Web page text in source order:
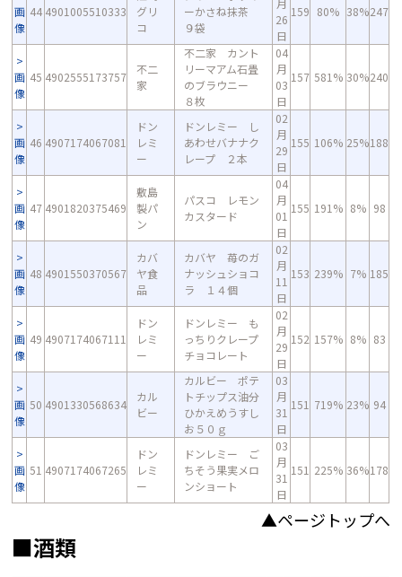
画
像
44 4901005510333
グリ
コ
ーかさね抹茶
９袋
月
26
日
159 80% 38%247
画
像
45 4902555173757
不二
家
不二家 カント
リーマアム石畳
のブラウニー
８枚
04
月
03
日
157 581% 30%240
画
像
46 4907174067081
ドン
レミ
ー
ドンレミー し
あわせバナナク
レープ ２本
02
月
29
日
155 106% 25%188
画
像
47 4901820375469
敷島
製パ
ン
パスコ レモン
カスタード
04
月
01
日
155 191% 8% 98
画
像
48 4901550370567
カバ
ヤ食
品
カバヤ 苺のガ
ナッシュショコ
ラ １４個
02
月
11
日
153 239% 7% 185
画
像
49 4907174067111
ドン
レミ
ー
ドンレミー も
っちりクレープ
チョコレート
02
月
29
日
152 157% 8% 83
画
像
50 4901330568634
カル
ビー
カルビー ポテ
トチップス油分
ひかえめうすし
お５０ｇ
03
月
31
日
151 719% 23% 94
画
像
51 4907174067265
ドン
レミ
ー
ドンレミー ご
ちそう果実メロ
ンショート
03
月
31
日
151 225% 36%178
▲ページトップへ
■酒類